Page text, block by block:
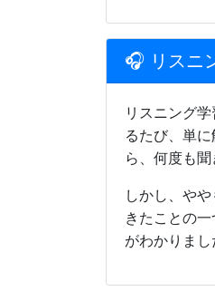
🎧 リスニ
リスニング
るたび、単
ら、何度も聞
しかし、や
きたことの
がわかりま